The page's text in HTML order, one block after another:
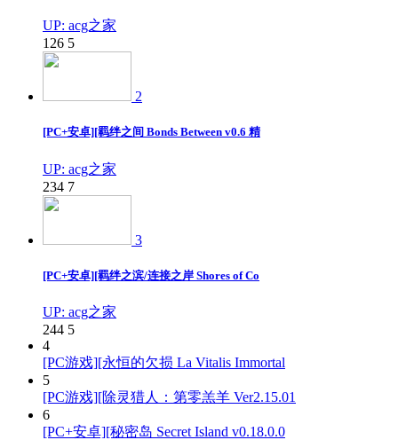
UP: acg之家
126 5
2
[PC+安卓][羁绊之间 Bonds Between v0.6 精
UP: acg之家
234 7
3
[PC+安卓][羁绊之滨/连接之岸 Shores of Co
UP: acg之家
244 5
4
[PC游戏][永恒的欠损 La Vitalis Immortal
5
[PC游戏][除灵猎人：第零羔羊 Ver2.15.01
6
[PC+安卓][秘密岛 Secret Island v0.18.0.0